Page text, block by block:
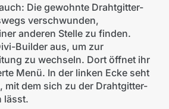
Die gewohnte Drahtgitter-
verschwunden,
anderen Stelle zu finden.
Builder aus, um zur
zu wechseln. Dort öffnet ihr
Menü. In der linken Ecke seht
mit dem sich zu der Drahtgitter-
lässt.